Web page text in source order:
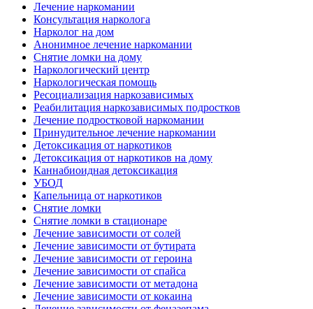
Лечение наркомании
Консультация нарколога
Нарколог на дом
Анонимное лечение наркомании
Снятие ломки на дому
Наркологический центр
Наркологическая помощь
Ресоциализация наркозависимых
Реабилитация наркозависимых подростков
Лечение подростковой наркомании
Принудительное лечение наркомании
Детоксикация от наркотиков
Детоксикация от наркотиков на дому
Каннабиоидная детоксикация
УБОД
Капельница от наркотиков
Снятие ломки
Снятие ломки в стационаре
Лечение зависимости от солей
Лечение зависимости от бутирата
Лечение зависимости от героина
Лечение зависимости от спайса
Лечение зависимости от метадона
Лечение зависимости от кокаина